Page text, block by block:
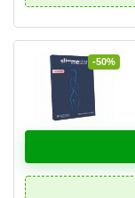
-50%